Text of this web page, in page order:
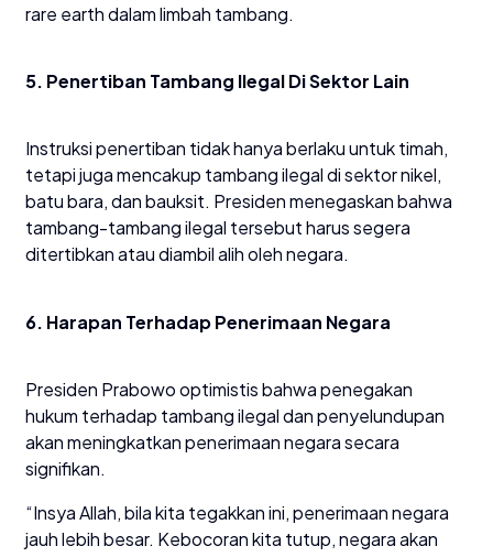
rare earth dalam limbah tambang.
5. Penertiban Tambang Ilegal Di Sektor Lain
Instruksi penertiban tidak hanya berlaku untuk timah,
tetapi juga mencakup tambang ilegal di sektor nikel,
batu bara, dan bauksit. Presiden menegaskan bahwa
tambang-tambang ilegal tersebut harus segera
ditertibkan atau diambil alih oleh negara.
6. Harapan Terhadap Penerimaan Negara
Presiden Prabowo optimistis bahwa penegakan
hukum terhadap tambang ilegal dan penyelundupan
akan meningkatkan penerimaan negara secara
signifikan.
“Insya Allah, bila kita tegakkan ini, penerimaan negara
jauh lebih besar. Kebocoran kita tutup, negara akan